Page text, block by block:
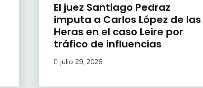
El juez Santiago Pedraz
imputa a Carlos López de las
Heras en el caso Leire por
tráfico de influencias
julio 29, 2026